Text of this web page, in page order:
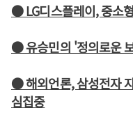
● LG디스플레이, 중소
● 유승민의 '정의로운
● 해외언론, 삼성전자
심집중